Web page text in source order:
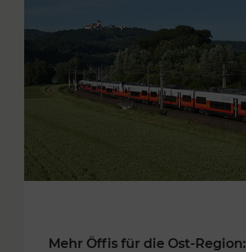
Mehr Öffis für die Ost-Region: